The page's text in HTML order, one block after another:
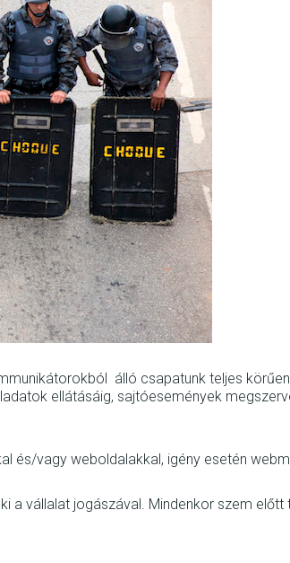
álló csapatunk teljes
ellátásáig, sajtóesemények
és/vagy weboldalakkal, igény esetén
a vállalat jogászával. Mindenkor szem